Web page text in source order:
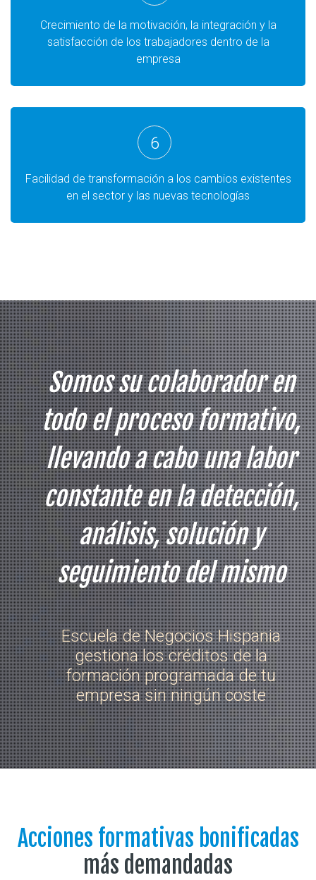
Crecimiento de la motivación, la integración y la
satisfacción de los trabajadores dentro de la
empresa
6
Facilidad de transformación a los cambios existentes
en el sector y las nuevas tecnologías
Somos su colaborador en
todo el proceso formativo,
llevando a cabo una labor
constante en la detección,
análisis, solución y
seguimiento del mismo
Escuela de Negocios Hispania
gestiona los créditos de la
formación programada de tu
empresa sin ningún coste
Acciones formativas bonificadas
más demandadas